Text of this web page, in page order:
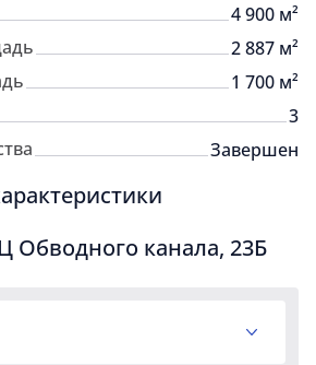
4 900 м²
2 887 м²
1 700 м²
3
Завершен
Обводного канала, 23Б